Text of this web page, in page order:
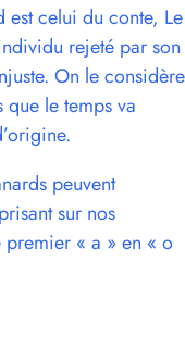
est celui du conte, Le
rejeté par son
On le considère
le temps va
peuvent
sur nos
« a » en « o